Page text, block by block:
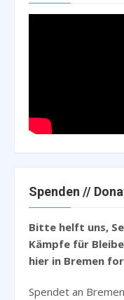
Spenden //
Bitte helft uns,
Kämpfe für
hier in Bremen
Spendet an